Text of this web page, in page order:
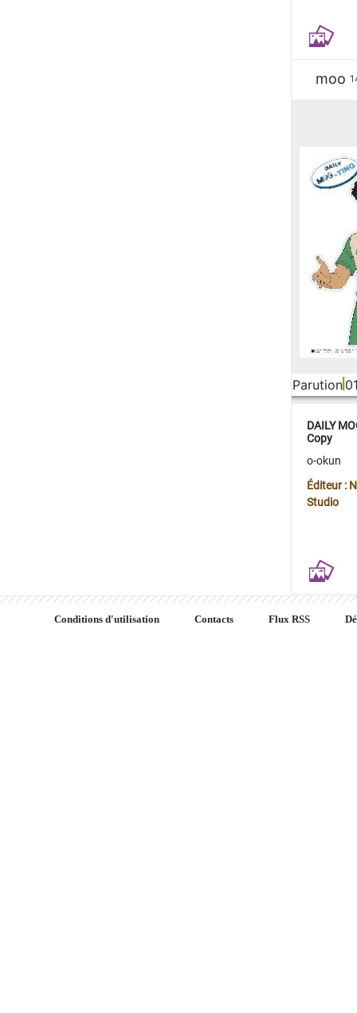
moo
Parution
DAILY
Copy
o-okun
Éditeur :
Studio
Conditions d'utilisation Contacts Flux RSS